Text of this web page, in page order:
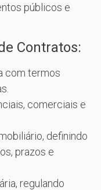
públicos e
Contratos:
com termos
comerciais e
definindo
prazos e
regulando